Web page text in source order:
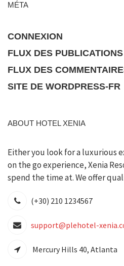
MÉTA
CONNEXION
FLUX DES PUBLICATIONS
FLUX DES
SITE DE WORDPRESS-FR
ABOUT HOTEL XENIA
Either you look for a luxurious
on the go experience, Xenia
spend the time at. We offer
(+30) 210 1234567
support@plehotel-
Mercury Hills 40, Atlanta